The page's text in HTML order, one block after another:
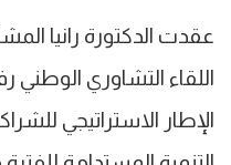
عقدت الدكتورة رانيا
اللقاء التشاوري
الإطار الاستراتيجي